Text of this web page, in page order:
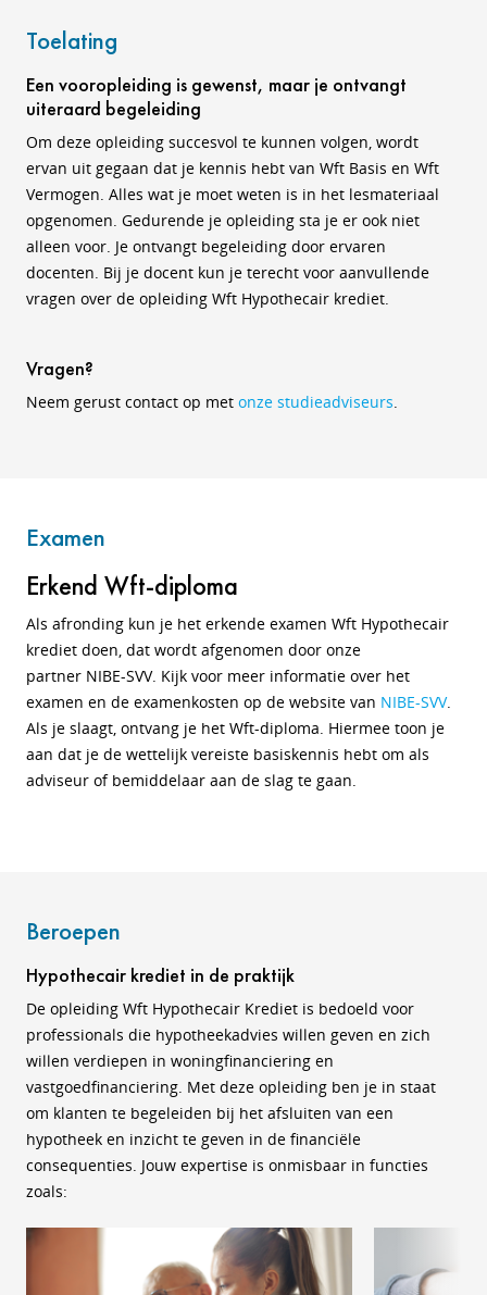
Toelating
Een vooropleiding is gewenst, maar je ontvangt
uiteraard begeleiding
Om deze opleiding succesvol te kunnen volgen, wordt
ervan uit gegaan dat je kennis hebt van Wft Basis en Wft
Vermogen. Alles wat je moet weten is in het lesmateriaal
opgenomen. Gedurende je opleiding sta je er ook niet
alleen voor. Je ontvangt begeleiding door ervaren
docenten. Bij je docent kun je terecht voor aanvullende
vragen over de opleiding Wft Hypothecair krediet.
Vragen?
Neem gerust contact op met onze studieadviseurs.
Examen
Erkend Wft-diploma
Als afronding kun je het erkende examen Wft Hypothecair
krediet doen, dat wordt afgenomen door onze
partner NIBE-SVV. Kijk voor meer informatie over het
examen en de examenkosten op de website van NIBE-SVV.
Als je slaagt, ontvang je het Wft-diploma. Hiermee toon je
aan dat je de wettelijk vereiste basiskennis hebt om als
adviseur of bemiddelaar aan de slag te gaan.
Beroepen
Hypothecair krediet in de praktijk
De opleiding Wft Hypothecair Krediet is bedoeld voor
professionals die hypotheekadvies willen geven en zich
willen verdiepen in woningfinanciering en
vastgoedfinanciering. Met deze opleiding ben je in staat
om klanten te begeleiden bij het afsluiten van een
hypotheek en inzicht te geven in de financiële
consequenties. Jouw expertise is onmisbaar in functies
zoals: